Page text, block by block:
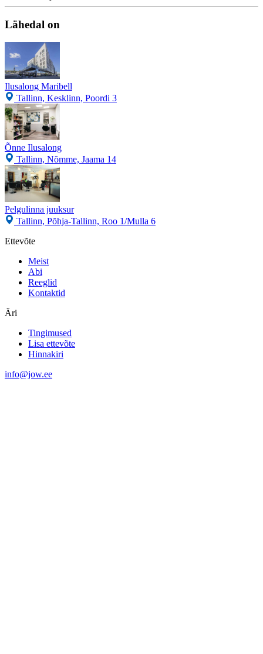
Lähedal on
Ilusalong Maribell
Tallinn, Kesklinn, Poordi 3
Õnne Ilusalong
Tallinn, Nõmme, Jaama 14
Pelgulinna juuksur
Tallinn, Põhja-Tallinn, Roo 1/Mulla 6
Ettevõte
Meist
Abi
Reeglid
Kontaktid
Äri
Tingimused
Lisa ettevõte
Hinnakiri
info@jow.ee